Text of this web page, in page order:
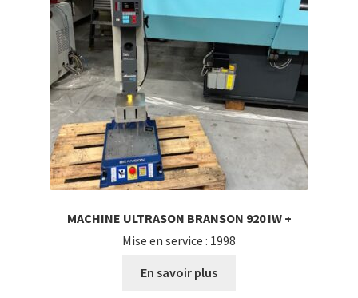
MACHINE ULTRASON BRANSON 920 IW +
Mise en service : 1998
En savoir plus